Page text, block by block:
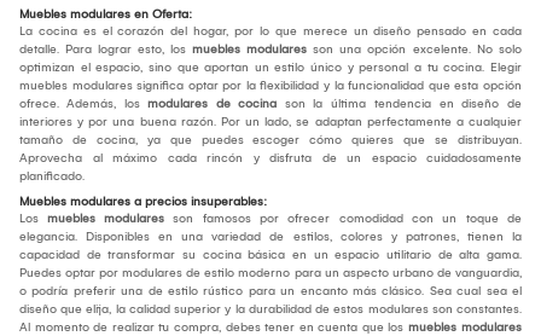
Muebles modulares en Oferta:
La cocina es el corazón del hogar, por lo que merece un diseño pensado en cada
detalle. Para lograr esto, los muebles modulares son una opción excelente. No solo
optimizan el espacio, sino que aportan un estilo único y personal a tu cocina. Elegir
muebles modulares significa optar por la flexibilidad y la funcionalidad que esta opción
ofrece. Además, los modulares de cocina son la última tendencia en diseño de
interiores y por una buena razón. Por un lado, se adaptan perfectamente a cualquier
tamaño de cocina, ya que puedes escoger cómo quieres que se distribuyan.
Aprovecha al máximo cada rincón y disfruta de un espacio cuidadosamente
planificado.
Muebles modulares a precios insuperables:
Los muebles modulares son famosos por ofrecer comodidad con un toque de
elegancia. Disponibles en una variedad de estilos, colores y patrones, tienen la
capacidad de transformar su cocina básica en un espacio utilitario de alta gama.
Puedes optar por modulares de estilo moderno para un aspecto urbano de vanguardia,
o podría preferir una de estilo rústico para un encanto más clásico. Sea cual sea el
diseño que elija, la calidad superior y la durabilidad de estos modulares son constantes.
Al momento de realizar tu compra, debes tener en cuenta que los muebles modulares